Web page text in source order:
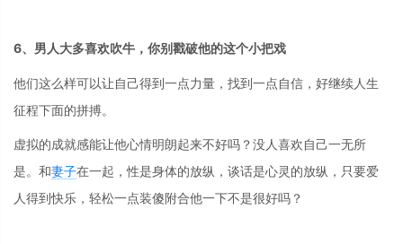
6、男人大多喜欢吹牛，你别戳破他的这个小把戏
他们这么样可以让自己得到一点力量，找到一点自信，好继续人生
征程下面的拼搏。
虚拟的成就感能让他心情明朗起来不好吗？没人喜欢自己一无所
是。和妻子在一起，性是身体的放纵，谈话是心灵的放纵，只要爱
人得到快乐，轻松一点装傻附合他一下不是很好吗？